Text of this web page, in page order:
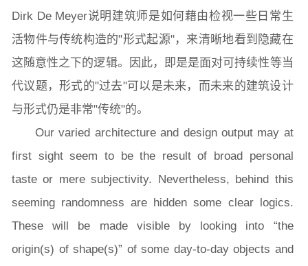
学术动态 科研平台 科研办事流程
学生活动 创业就业 奖助学金
Dirk De Meyer说明建筑师是如何藉由检视一些日常生
活物件与传统构造的"形式起源"，来清晰地看到隐藏在
这随意性之下的逻辑。因此，即是是面对可持续性等当
代议题，形式的"过去"可以是未来，而未来的建筑设计
与形式仍是非常"传统"的。
Our varied architecture and design output may at
first sight seem to be the result of broad personal
taste or mere subjectivity. Nevertheless, behind this
seeming randomness are hidden some clear logics.
These will be made visible by looking into “the
origin(s) of shape(s)” of some day-to-day objects and